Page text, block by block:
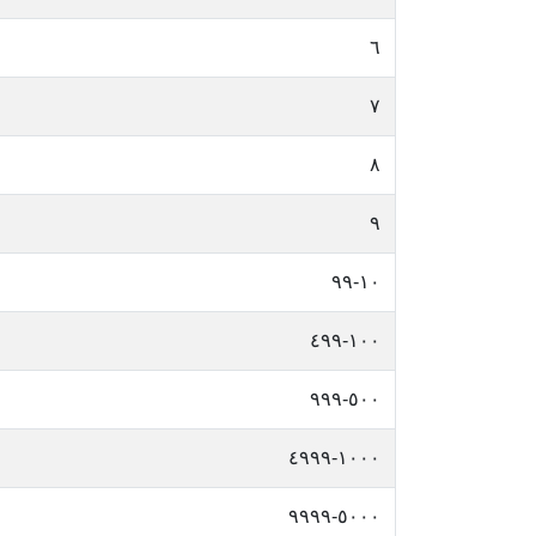
٦
٧
٨
٩
١٠-٩٩
١٠٠-٤٩٩
٥٠٠-٩٩٩
١٠٠٠-٤٩٩٩
٥٠٠٠-٩٩٩٩